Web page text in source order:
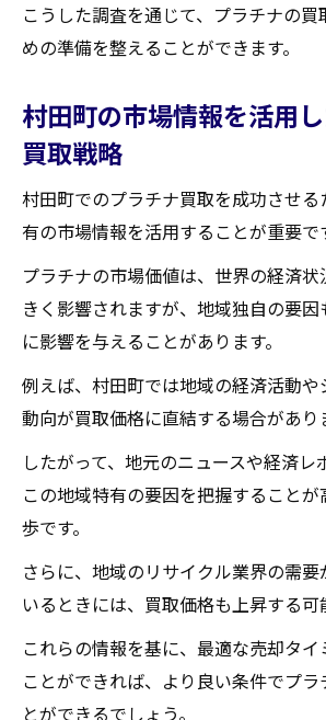
季節による市場価値の変動
現地の市場情報を得るための
村田町で実現高額プラチナ買取
コツ
プラチナを最適な状態で保
買取前のプラチナクリーニン
高額買取を狙うための情報
事前に確認すべき買取業者
プラチナの特徴を正確に伝え
買取のタイミングを見極め
プラチナ買取を村田町で最大限
の実践ガイド
プラチナ買取の流れを理解
実践的な買取戦略とその応用
プラチナ買取で失敗しない
市場価値を活かした買取計画
村田町での買取成功へのス
ップガイド
こうした調査を通じて、プラチナの
めの準備を整えることができます。
村田町の市場情報を活用
買取戦略
村田町でのプラチナ買取を成功させ
有の市場情報を活用することが重要で
プラチナの市場価値は、世界の経済
きく影響されますが、地域独自の要
に影響を与えることがあります。
例えば、村田町では地域の経済活動や
動向が買取価格に直結する場合があり
したがって、地元のニュースや経済レ
この地域特有の要因を把握すること
歩です。
さらに、地域のリサイクル業界の需
いるときには、買取価格も上昇する可
これらの情報を基に、最適な売却タ
ことができれば、より良い条件でプ
とができるでしょう。